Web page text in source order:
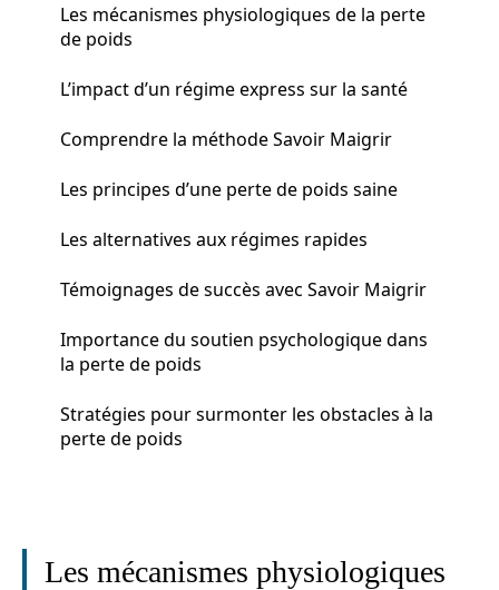
Les mécanismes physiologiques de la perte
de poids
L’impact d’un régime express sur la santé
Comprendre la méthode Savoir Maigrir
Les principes d’une perte de poids saine
Les alternatives aux régimes rapides
Témoignages de succès avec Savoir Maigrir
Importance du soutien psychologique dans
la perte de poids
Stratégies pour surmonter les obstacles à la
perte de poids
Les mécanismes physiologiques